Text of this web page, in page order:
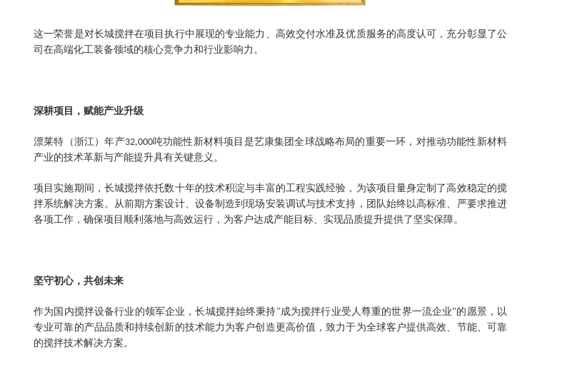
这一荣誉是对长城搅拌在项目执行中展现的专业能力、高效交付水准及优质服务的高度认可，充分彰显了公
司在高端化工装备领域的核心竞争力和行业影响力。
深耕项目，赋能产业升级
漂莱特（浙江）年产32,000吨功能性新材料项目是艺康集团全球战略布局的重要一环，对推动功能性新材料
产业的技术革新与产能提升具有关键意义。
项目实施期间，长城搅拌依托数十年的技术积淀与丰富的工程实践经验，为该项目量身定制了高效稳定的搅
拌系统解决方案。从前期方案设计、设备制造到现场安装调试与技术支持，团队始终以高标准、严要求推进
各项工作，确保项目顺利落地与高效运行，为客户达成产能目标、实现品质提升提供了坚实保障。
坚守初心，共创未来
作为国内搅拌设备行业的领军企业，长城搅拌始终秉持"成为搅拌行业受人尊重的世界一流企业"的愿景，以
专业可靠的产品品质和持续创新的技术能力为客户创造更高价值，致力于为全球客户提供高效、节能、可靠
的搅拌技术解决方案。